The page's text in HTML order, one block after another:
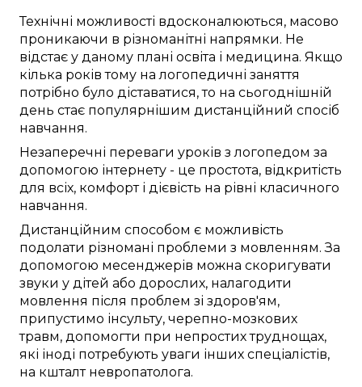
Технічні можливості вдосконалюються, масово
проникаючи в різноманітні напрямки. Не
відстає у даному плані освіта і медицина. Якщо
кілька років тому на логопедичні заняття
потрібно було діставатися, то на сьогоднішній
день стає популярнішим дистанційний спосіб
навчання.
Незаперечні переваги уроків з логопедом за
допомогою інтернету - це простота, відкритість
для всіх, комфорті дієвість на рівні класичного
навчання.
Дистанційним способом є можливість
подолати різномані проблеми з мовленням.За
допомогою месенджерів можна скоригувати
звуки у дітей або дорослих, налагодити
мовлення після проблем зі здоров'ям,
припустимо інсульту, черепно-мозкових
травм, допомогти при непростихтруднощах,
які іноді потребують уваги інших спеціалістів,
на кшталт невропатолога.